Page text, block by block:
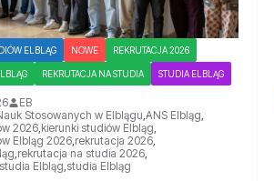
ELBLĄG NOWE REKRUTACJA 2026
REKRUTACJA NA STUDIA STUDIA ELBLĄG
EB
Stosowanych w Elblągu ANS Elbląg
2026, kierunki studiów Elbląg
Elbląg 2026, rekrutacja 2026,
rekrutacja na studia 2026,
Elbląg studia Elbląg